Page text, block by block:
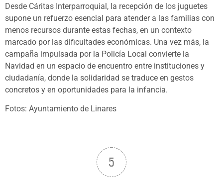
Desde Cáritas Interparroquial, la recepción de los juguetes
supone un refuerzo esencial para atender a las familias con
menos recursos durante estas fechas, en un contexto
marcado por las dificultades económicas. Una vez más, la
campaña impulsada por la Policía Local convierte la
Navidad en un espacio de encuentro entre instituciones y
ciudadanía, donde la solidaridad se traduce en gestos
concretos y en oportunidades para la infancia.
Fotos: Ayuntamiento de Linares
5